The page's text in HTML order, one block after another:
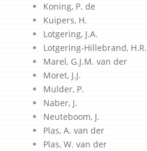
Koning, P. de
Kuipers, H.
Lotgering, J.A.
Lotgering-Hillebrand, H.R.
Marel, G.J.M. van der
Moret, J.J.
Mulder, P.
Naber, J.
Neuteboom, J.
Plas, A. van der
Plas, W. van der